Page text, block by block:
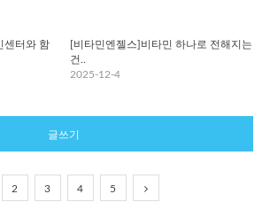
센터와 함
[비타민엔젤스]비타민 하나로 전해지는
건..
2025-12-4
글쓰기
2 3 4 5